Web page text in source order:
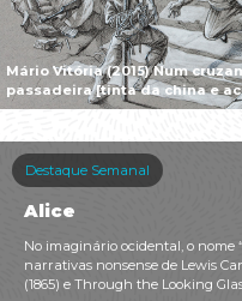
Mário Vitória (2015) Num
passadeira [tinta da china e
Destaque Semanal
Alice
No imaginário ocidental, o nome
narrativas nonsense de Lewis
(1865) e Through the Looking